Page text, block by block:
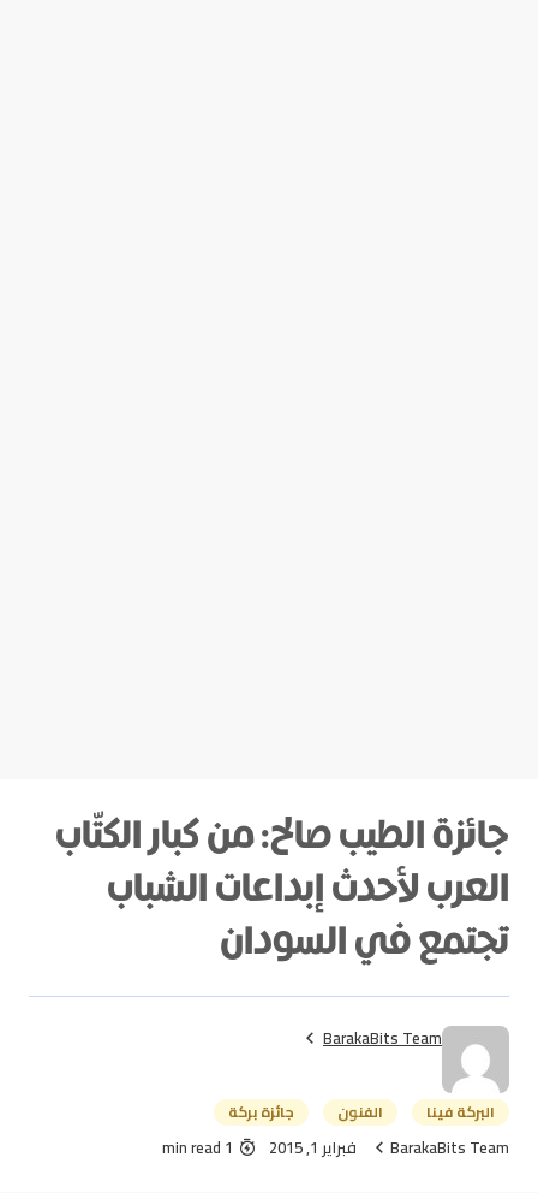
جائزة الطيب صالح: من كبار الكتّاب
العرب لأحدث إبداعات الشباب
تجتمع في السودان
BarakaBits Team
البركة فينا الفنون جائزة بركة
BarakaBits Team فبراير 1, 2015 1 min read